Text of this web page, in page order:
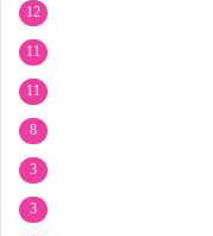
12
11
11
8
3
3